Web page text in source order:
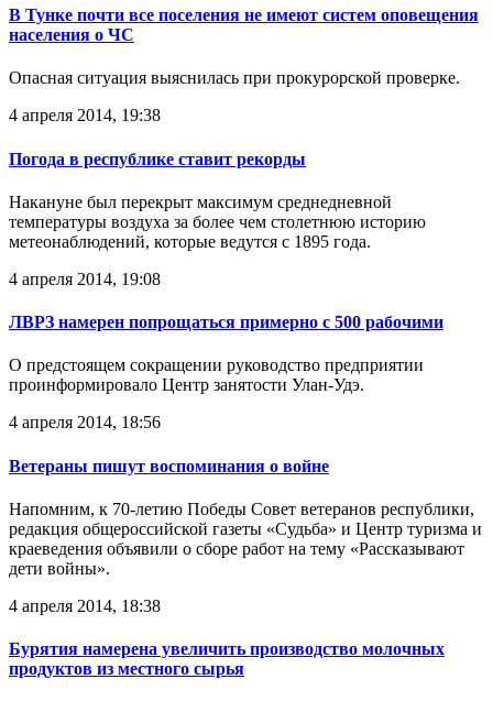
В Тунке почти все поселения не имеют систем оповещения
населения о ЧС
Опасная ситуация выяснилась при прокурорской проверке.
4 апреля 2014, 19:38
Погода в республике ставит рекорды
Накануне был перекрыт максимум среднедневной
температуры воздуха за более чем столетнюю историю
метеонаблюдений, которые ведутся с 1895 года.
4 апреля 2014, 19:08
ЛВРЗ намерен попрощаться примерно с 500 рабочими
О предстоящем сокращении руководство предприятии
проинформировало Центр занятости Улан-Удэ.
4 апреля 2014, 18:56
Ветераны пишут воспоминания о войне
Напомним, к 70-летию Победы Совет ветеранов республики,
редакция общероссийской газеты «Судьба» и Центр туризма и
краеведения объявили о сборе работ на тему «Рассказывают
дети войны».
4 апреля 2014, 18:38
Бурятия намерена увеличить производство молочных
продуктов из местного сырья